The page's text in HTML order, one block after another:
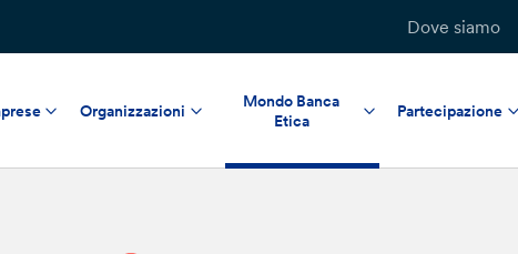
Dove siamo
Organizzazioni
Mondo Banca
Etica
Partecipazione